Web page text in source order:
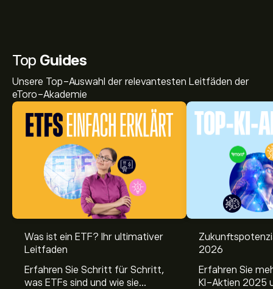
Top Guides
Unsere Top-Auswahl der relevantesten Leitfäden der
eToro-Akademie
Was ist ein ETF? Ihr ultimativer
Leitfaden
Erfahren Sie Schritt für Schritt,
was ETFs sind und wie sie
2026
Erfahren Sie
KI-Aktien 2025